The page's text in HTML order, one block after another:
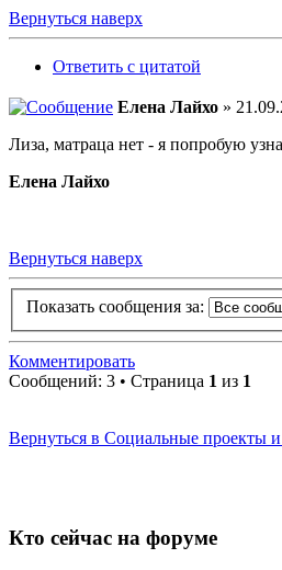
Вернуться наверх
Ответить с цитатой
Елена Лайхо »
Лиза, матраца нет - я попробую
Елена Лайхо
Вернуться наверх
Показать сообщения за:
Комментировать
Сообщений: 3 • Страница 1 из 1
Вернуться в Социальные проекты и
Кто сейчас на форуме